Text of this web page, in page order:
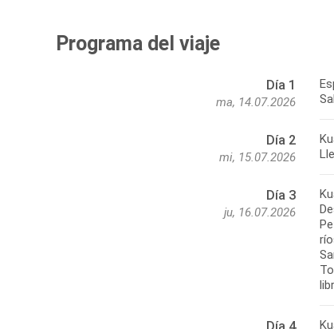
Programa del viaje
Día 1
ma, 14.07.2026
Día 2
mi, 15.07.2026
Día 3
ju, 16.07.2026